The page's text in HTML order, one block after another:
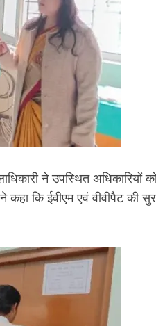
ने उपस्थित अधिकारियों
कि ईवीएम एवं वीवीपैट की